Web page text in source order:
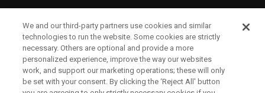
A PROPOS
MENTIONS LÉGALES
We and our third-party partners use cookies and similar
technologies to run the website. Some cookies are strictly
necessary. Others are optional and provide a more
personalized experience, improve the way our websites
work, and support our marketing operations; these will only
be set with your consent. By clicking the ‘Reject All' button